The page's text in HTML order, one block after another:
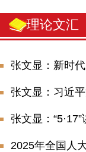
理论文汇
张文显：新时
张文显：习近
张文显：
2025年全国人